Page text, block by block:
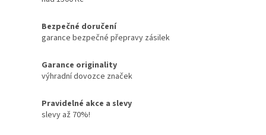
Bezpečné doručení
garance bezpečné přepravy zásilek
Garance originality
výhradní dovozce značek
Pravidelné akce a slevy
slevy až 70%!